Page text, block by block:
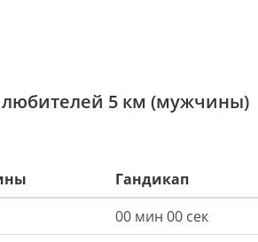
любителей 5 км (мужчины)
Гандикап
00 мин 00 сек